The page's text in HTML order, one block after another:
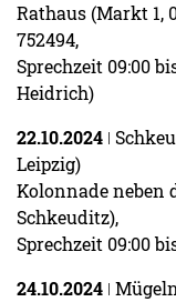
Rathaus (Markt 1,
752494,
Sprechzeit 09:00
Heidrich)
22.10.2024 ǀ
Leipzig)
Kolonnade neben
Schkeuditz),
Sprechzeit 09:00
24.10.2024 ǀ